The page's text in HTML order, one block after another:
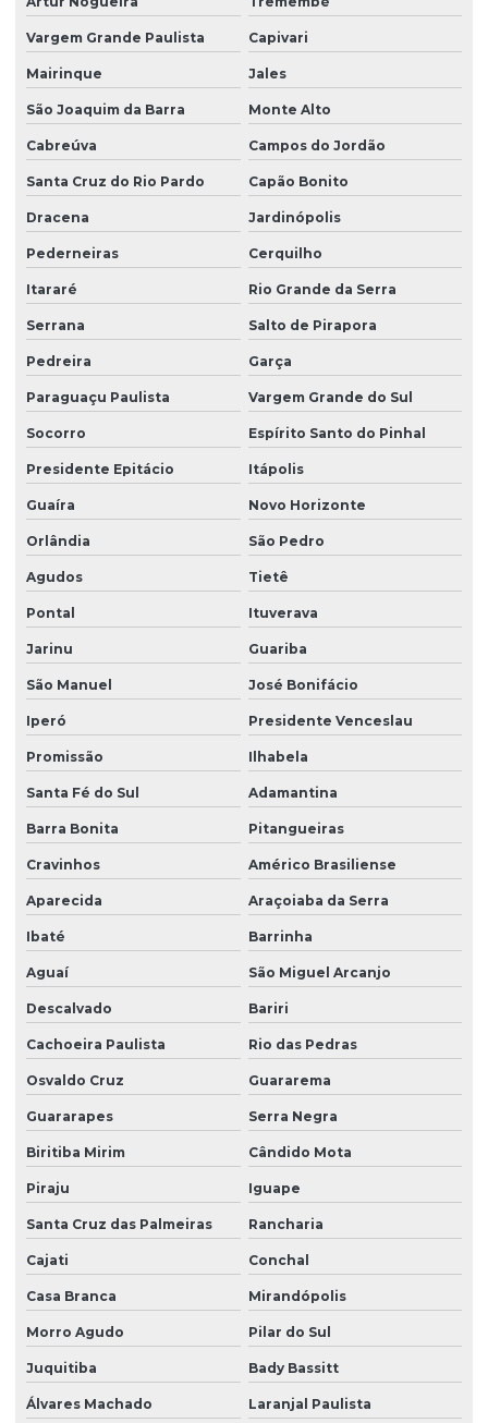
Limpeza profissional em empresas
Limpeza profissional de piso
Limpeza profissional de pisos
Limpeza profissional pós obra
Limpeza profissional de vidros
Limpeza terceirizada
Limpeza de vidro predial
Limpeza de vidros em altura
Limpeza de vidros em altura valor
Limpeza de vidros e fachadas
Limpeza de vidros preço
Limpeza de vidros em prédios
Limpeza de vidros profissional
Manutenção elétrica predial
Manutenção predial facilities
Melhores empresas de portaria virtual
Orçamento de limpeza de fachada
Orçamento de limpeza de vidros
Portaria eletrônica
Portaria eletrônica condomínio
Portaria remota
Portaria remota condomínio
Portaria remota preço
Portaria e zeladoria
Portaria e zeladoria terceirizadas
Poste de câmeras
Prestação de serviço zeladoria
Recepção e segurança em portarias
Recepção terceirização
Segurança eletrônica
Vargem Grande Paulista Capivari
Mairinque Jales
São Joaquim da Barra Monte Alto
Cabreúva Campos do Jordão
Santa Cruz do Rio Pardo Capão Bonito
Dracena Jardinópolis
Pederneiras Cerquilho
Itararé Rio Grande da Serra
Serrana Salto de Pirapora
Pedreira Garça
Paraguaçu Paulista Vargem Grande do Sul
Socorro Espírito Santo do Pinhal
Presidente Epitácio Itápolis
Guaíra Novo Horizonte
Orlândia São Pedro
Agudos Tietê
Pontal Ituverava
Jarinu Guariba
São Manuel José Bonifácio
Iperó Presidente Venceslau
Promissão Ilhabela
Santa Fé do Sul Adamantina
Barra Bonita Pitangueiras
Cravinhos Américo Brasiliense
Aparecida Araçoiaba da Serra
Ibaté Barrinha
Aguaí São Miguel Arcanjo
Descalvado Bariri
Cachoeira Paulista Rio das Pedras
Osvaldo Cruz Guararema
Guararapes Serra Negra
Biritiba Mirim Cândido Mota
Piraju Iguape
Santa Cruz das Palmeiras Rancharia
Cajati Conchal
Casa Branca Mirandópolis
Morro Agudo Pilar do Sul
Juquitiba Bady Bassitt
Álvares Machado Laranjal Paulista